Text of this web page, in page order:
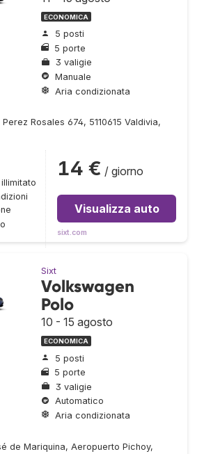
ECONOMICA
5 posti
5 porte
3 valigie
Manuale
Aria condizionata
Rosales 674, 5110615 Valdivia,
14 € / giorno
Visualizza auto
sixt.com
Sixt
Volkswagen
Polo
10 - 15 agosto
ECONOMICA
5 posti
5 porte
3 valigie
Automatico
Aria condizionata
de Mariquina, Aeropuerto Pichoy,